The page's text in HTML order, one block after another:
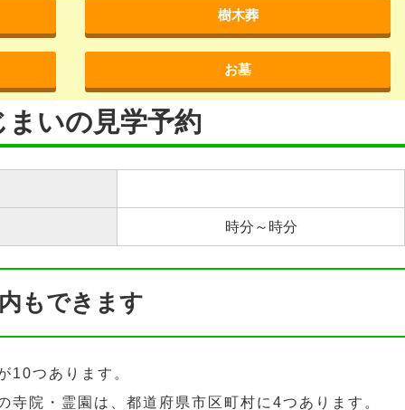
樹木葬
お墓
いの見学予約
時分～時分
もできます
10つあります。
寺院・霊園は、都道府県市区町村に4つあります。